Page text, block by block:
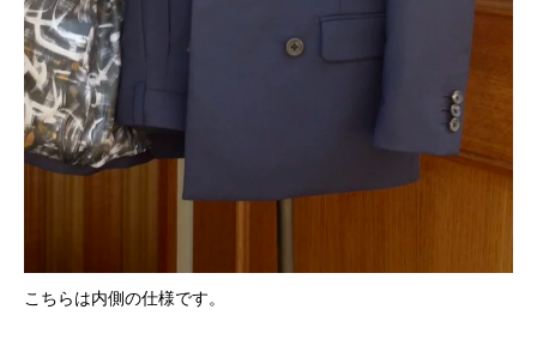
こちらは内側の仕様です。